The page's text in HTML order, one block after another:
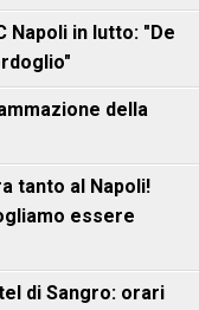
Napoli in lutto: "De
della
tanto al Napoli!
essere
di Sangro: orari